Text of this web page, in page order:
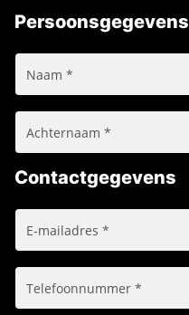
Persoonsgegevens
Contactgegevens